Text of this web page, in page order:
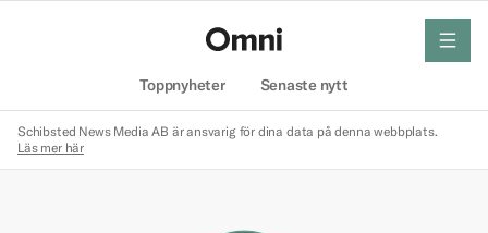
Toppnyheter Senaste nytt
meny
Schibsted News Media AB är ansvarig för dina data på denna webbplats.
Läs mer här